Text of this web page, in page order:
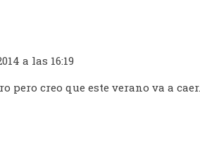
a las 16:19
pero creo que este verano va a caer.